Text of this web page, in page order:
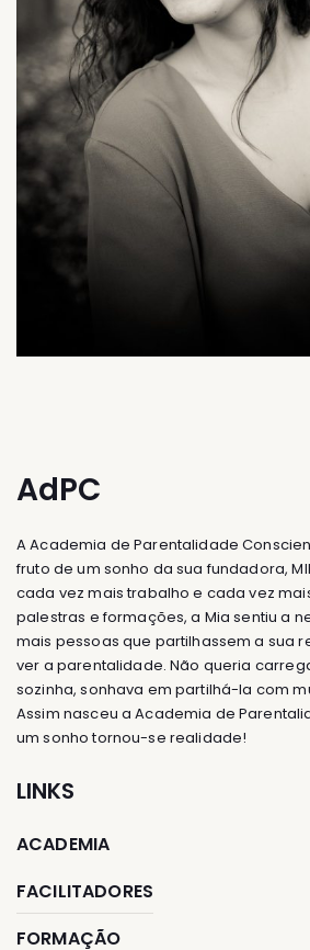
AdPC
A Academia de Parentalidade
fruto de um sonho da sua fundadora,
cada vez mais trabalho e cada vez
palestras e formações, a Mia sentiu a
mais pessoas que partilhassem a sua
ver a parentalidade. Não queria
sozinha, sonhava em partilhá-la com
Assim nasceu a Academia de
um sonho tornou-se realidade!
LINKS
ACADEMIA
FACILITADORES
FORMAÇÃO